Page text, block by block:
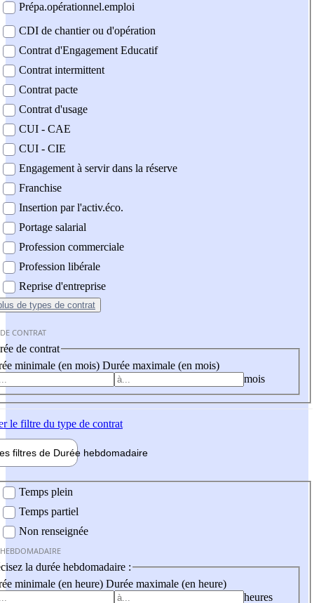
Prépa.opérationnel.emploi
CDI de chantier ou d'opération
Contrat d'Engagement Educatif
Contrat intermittent
Contrat pacte
Contrat d'usage
CUI - CAE
CUI - CIE
Engagement à servir dans la réserve
Franchise
Insertion par l'activ.éco.
Portage salarial
Profession commerciale
Profession libérale
Reprise d'entreprise
de types de contrat
CONTRAT
de contrat
minimale (en mois) Durée maximale (en mois)
mois
le filtre du type de contrat
filtres de Durée hebdomadaire
Temps plein
Temps partiel
Non renseignée
la durée hebdomadaire :
minimale (en heure) Durée maximale (en heure)
heures